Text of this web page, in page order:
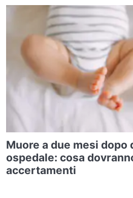
Muore a due mesi dopo
ospedale: cosa
accertamenti